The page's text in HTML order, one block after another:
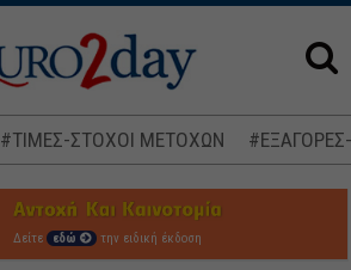
#ΤΙΜΕΣ-ΣΤΟΧΟΙ ΜΕΤΟΧΩΝ
Δείτε εδώ την ειδική έκδοση